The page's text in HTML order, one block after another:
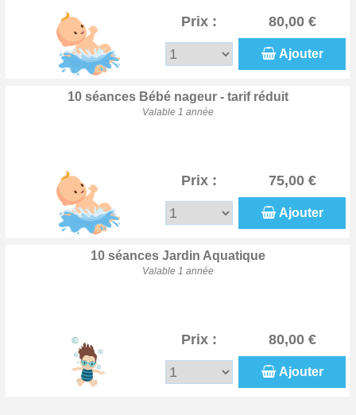
Prix : 80,00 €
Ajouter
10 séances Bébé nageur - tarif réduit
Valable 1 année
Prix : 75,00 €
Ajouter
10 séances Jardin Aquatique
Valable 1 année
Prix : 80,00 €
Ajouter